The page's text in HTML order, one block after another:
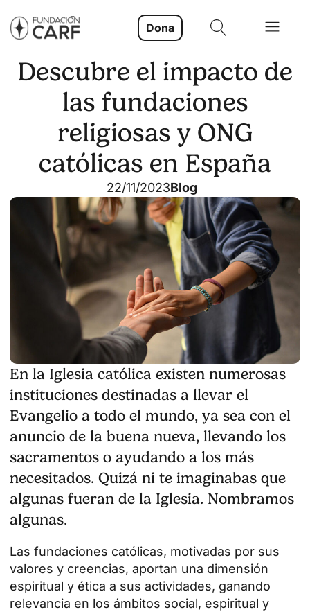
Dona
Descubre el impacto de
las fundaciones
religiosas y ONG
católicas en España
22/11/2023Blog
En la Iglesia católica existen numerosas
instituciones destinadas a llevar el
Evangelio a todo el mundo, ya sea con el
anuncio de la buena nueva, llevando los
sacramentos o ayudando a los más
necesitados. Quizá ni te imaginabas que
algunas fueran de la Iglesia. Nombramos
algunas.
Las fundaciones católicas, motivadas por sus
valores y creencias, aportan una dimensión
espiritual y ética a sus actividades, ganando
relevancia en los ámbitos social, espiritual y